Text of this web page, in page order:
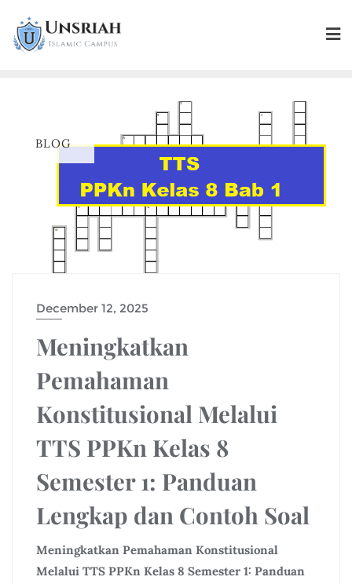
BLOG
December 12, 2025
Meningkatkan
Pemahaman
Konstitusional Melalui
TTS PPKn Kelas 8
Semester 1: Panduan
Lengkap dan Contoh Soal
Meningkatkan Pemahaman Konstitusional
Melalui TTS PPKn Kelas 8 Semester 1: Panduan